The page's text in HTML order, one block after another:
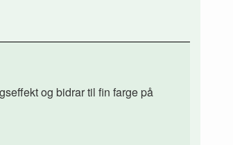
og bidrar til fin farge på